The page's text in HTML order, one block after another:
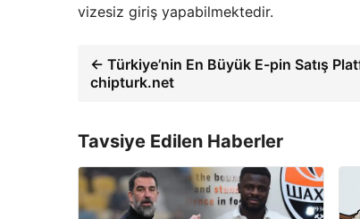
vizesiz giriş yapabilmektedir.
← Türkiye’nin En Büyük E-pin Satış
chipturk.net
Tavsiye Edilen Haberler